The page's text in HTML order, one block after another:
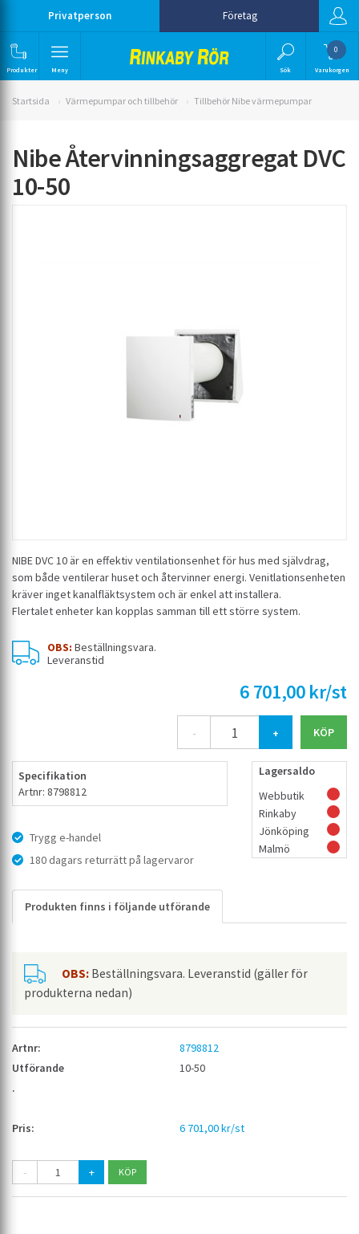
Privatperson Företag
Produkter Meny Sök
0
Varukorgen
Startsida Värmepumpar och tillbehör Tillbehör Nibe värmepumpar
Nibe Återvinningsaggregat DVC
10-50
NIBE DVC 10 är en effektiv ventilationsenhet för hus med självdrag,
som både ventilerar huset och återvinner energi. Venitlationsenheten
kräver inget kanalfläktsystem och är enkel att installera.
Flertalet enheter kan kopplas samman till ett större system.
OBS: Beställningsvara.
Leveranstid
6 701,00 kr/st
- +
Specifikation
Artnr: 8798812
Trygg e-handel
180 dagars returrätt på lagervaror
Lagersaldo
Webbutik
Rinkaby
Jönköping
Malmö
Produkten finns i följande utförande
OBS: Beställningsvara. Leveranstid (gäller för
produkterna nedan)
8798812
10-50
6 701,00 kr/st
- +